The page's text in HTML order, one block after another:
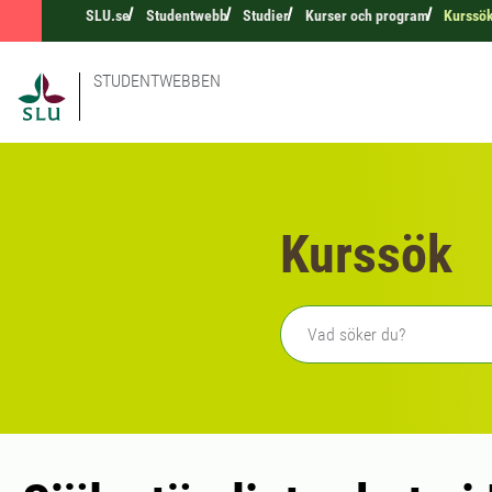
SLU.se Studentwebb Studier Kurser och program
STUDENTWEBBEN
Kurssök
Fritext sökning